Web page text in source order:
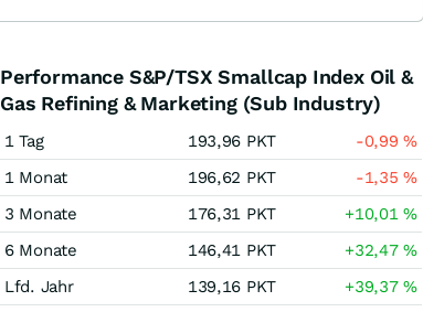
Performance S&P/TSX Smallcap Index Oil &
Gas Refining & Marketing (Sub Industry)
1 Tag 193,96 PKT -0,99%
1 Monat
196,62 PKT -1,35%
3 Monate
176,31 PKT +10,01%
6 Monate
146,41 PKT +32,47%
Lfd. Jahr
139,16 PKT +39,37%